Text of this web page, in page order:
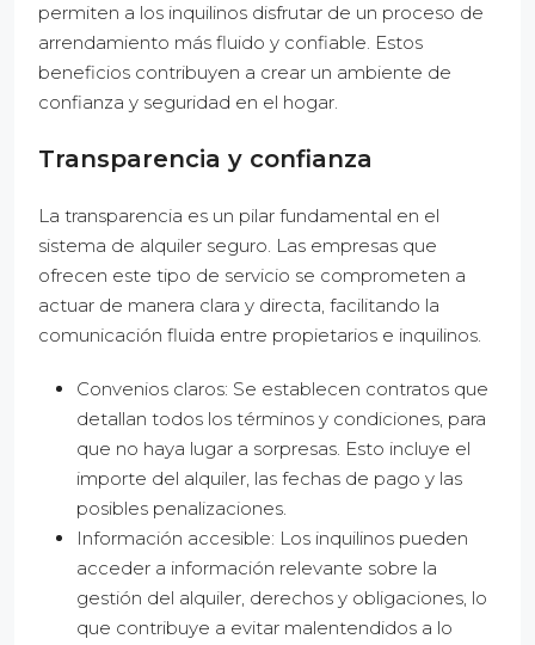
permiten a los inquilinos disfrutar de un proceso de
arrendamiento más fluido y confiable. Estos
beneficios contribuyen a crear un ambiente de
confianza y seguridad en el hogar.
Transparencia y confianza
La transparencia es un pilar fundamental en el
sistema de alquiler seguro. Las empresas que
ofrecen este tipo de servicio se comprometen a
actuar de manera clara y directa, facilitando la
comunicación fluida entre propietarios e inquilinos.
Convenios claros: Se establecen contratos que
detallan todos los términos y condiciones, para
que no haya lugar a sorpresas. Esto incluye el
importe del alquiler, las fechas de pago y las
posibles penalizaciones.
Información accesible: Los inquilinos pueden
acceder a información relevante sobre la
gestión del alquiler, derechos y obligaciones, lo
que contribuye a evitar malentendidos a lo